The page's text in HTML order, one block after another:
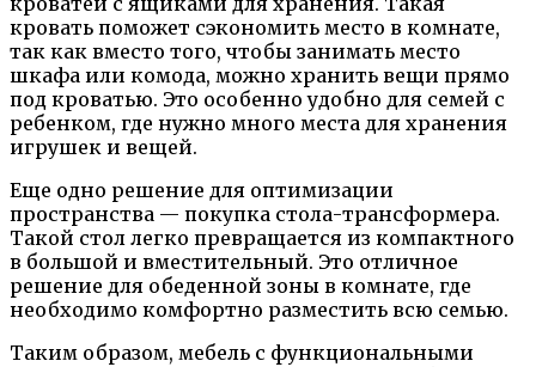
кровать поможет сэкономить место в комнате,
так как вместо того, чтобы занимать место
шкафа или комода, можно хранить вещи прямо
под кроватью. Это особенно удобно для семей с
ребенком, где нужно много места для хранения
игрушек и вещей.
Еще одно решение для оптимизации
пространства — покупка стола-трансформера.
Такой стол легко превращается из компактного
в большой и вместительный. Это отличное
решение для обеденной зоны в комнате, где
необходимо комфортно разместить всю семью.
Таким образом, мебель с функциональными